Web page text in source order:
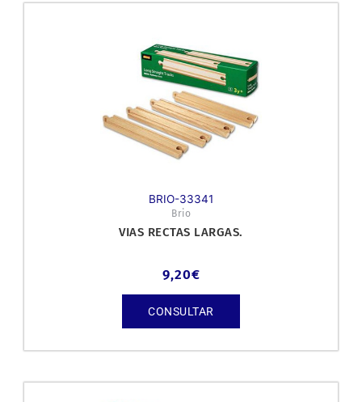
BRIO-33341
Brio
VIAS RECTAS LARGAS.
9,20€
CONSULTAR